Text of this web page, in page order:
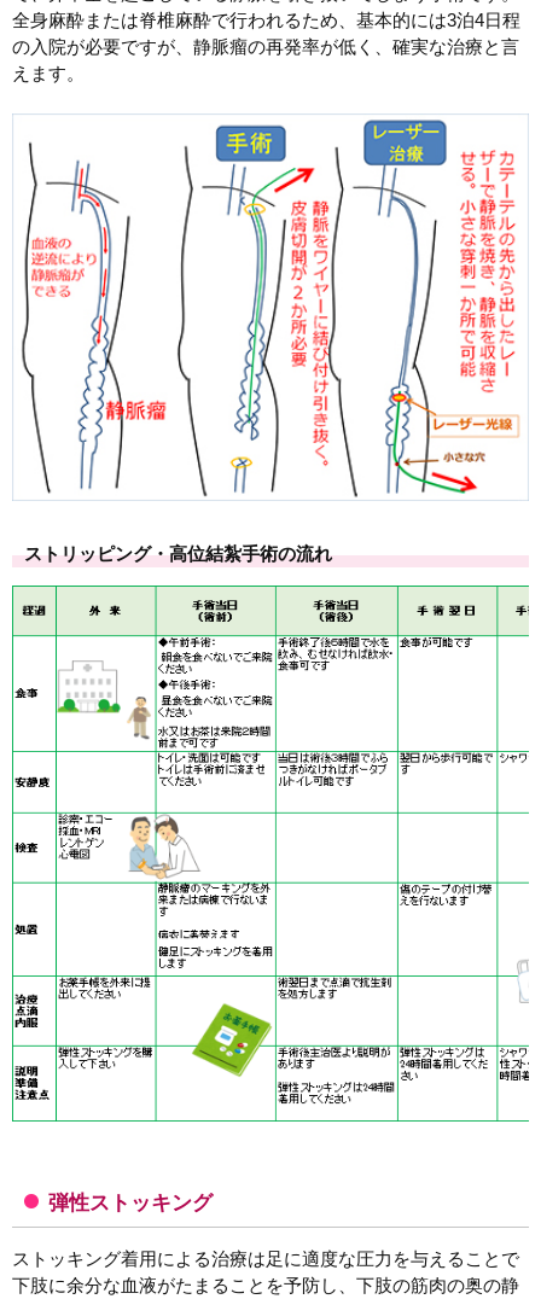
全身麻酔または脊椎麻酔で行われるため、基本的には3泊4日程
の入院が必要ですが、静脈瘤の再発率が低く、確実な治療と言
えます。
ストリッピング・高位結紮手術の流れ
弾性ストッキング
ストッキング着用による治療は足に適度な圧力を与えることで
下肢に余分な血液がたまることを予防し、下肢の筋肉の奥の静